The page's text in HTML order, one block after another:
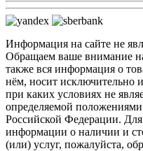
Информация на сайте не
Обращаем ваше внимание
также вся информация о
нём, носит исключительно
при каких условиях не
определяемой положениями
Российской Федерации.
информации о наличии и
(или) услуг, пожалуйста,